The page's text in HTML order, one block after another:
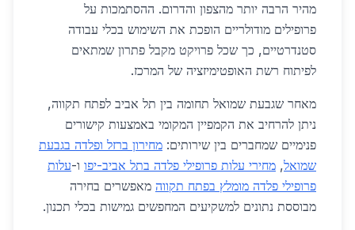
מהיר הרבה יותר מהצפון והדרום. ההסתמכות על
פרופילים מודולריים הופכת את השימוש בכלי עבודה
סטנדרטיים, כך שכל פרויקט מקבל פתרון שמתאים
לפיתוח רשת האופטימיזציה של המרכז.
מאחר שגבעת שמואל תחומה בין תל אביב לפתח תקווה,
ניתן להרחיב את הקמפיין המקומי באמצעות קישורים
פנימיים שמחברים בין שירותים: מחירון ברזל ופלדה בגבעת
שמואל, מחירי עלות פרופילי פלדה בתל אביב-יפו ו-עלות
פרופילי פלדה מומלץ בפתח תקווה מאפשרים בחירה
מבוססת נתונים למשקיעים המחפשים גמישות בכלי תכנון.